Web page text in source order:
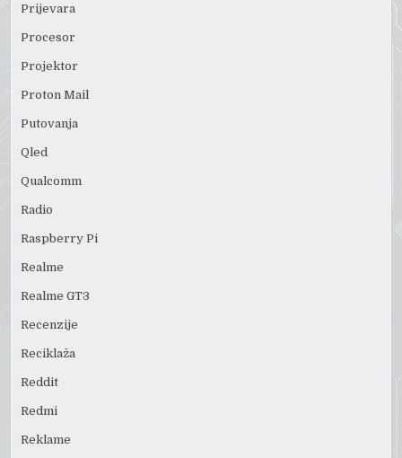
Prijevara
Procesor
Projektor
Proton Mail
Putovanja
Qled
Qualcomm
Radio
Raspberry Pi
Realme
Realme GT3
Recenzije
Reciklaža
Reddit
Redmi
Reklame